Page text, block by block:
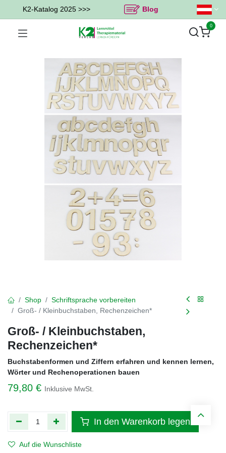
K2-Katalog 2025 >>> Blog
0
Shop
Schriftsprache vorbereiten
Groß- / Kleinbuchstaben, Rechenzeichen*
Groß- / Kleinbuchstaben,
Rechenzeichen*
Buchstabenformen und Ziffern erfahren und kennen lernen,
Wörter und Rechenoperationen bauen
79,80 € Inklusive MwSt.
In den Warenkorb legen
Auf die Wunschliste